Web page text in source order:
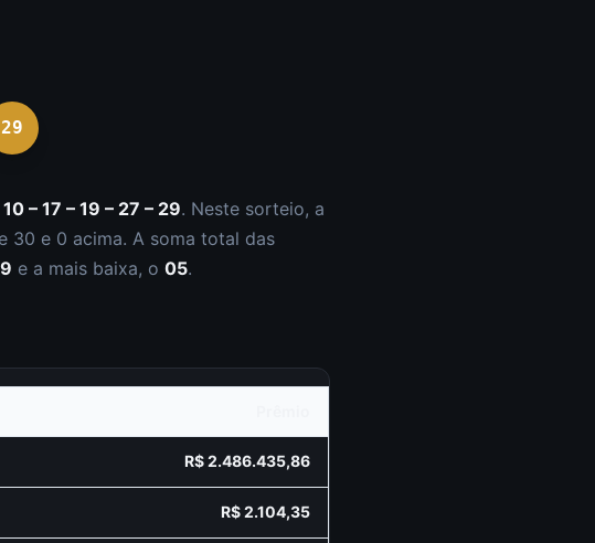
29
– 17 – 19 – 27 – 29. Neste sorteio, a
30 e 0 acima. A soma total das
e a mais baixa, o 05.
R$ 2.486.435,86
R$ 2.104,35